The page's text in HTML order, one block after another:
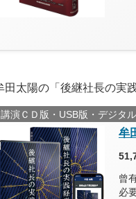
田太陽の「後継社長の実
講演ＣＤ版・USB版・デジタ
牟
曾
必